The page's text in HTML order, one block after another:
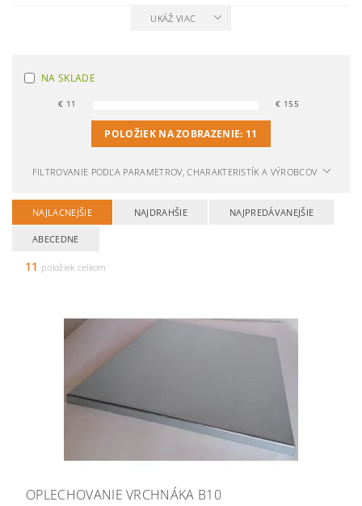
UKÁŽ VIAC
NA SKLADE
€ 11 € 155
POLOŽIEK NA ZOBRAZENIE: 11
FILTROVANIE PODĽA PARAMETROV, CHARAKTERISTÍK A VÝROBCOV
NAJLACNEJŠIE NAJDRAHŠIE NAJPREDÁVANEJŠIE
ABECEDNE
11 položiek celkom
OPLECHOVANIE VRCHNÁKA B10